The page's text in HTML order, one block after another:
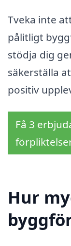
Tveka inte
pålitligt
stödja dig
säkerställa
positiv
Få 3
Hur